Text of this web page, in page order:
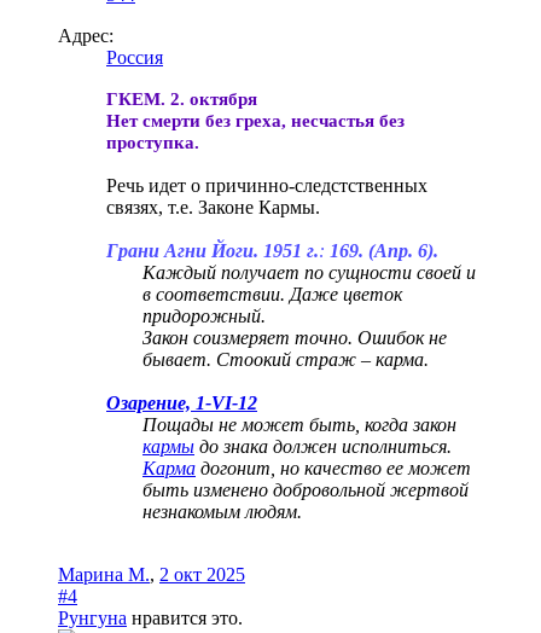
Адрес:
Россия
ГКЕМ. 2. октября
Нет смерти без греха, несчастья без
проступка.
Речь идет о причинно-следстственных
связях, т.е. Законе Кармы.
Грани Агни Йоги. 1951 г.: 169. (Апр. 6).
Каждый получает по сущности своей и
в соответствии. Даже цветок
придорожный.
Закон соизмеряет точно. Ошибок не
бывает. Стоокий страж – карма.
Озарение, 1-VI-12
Пощады не может быть, когда закон
кармы до знака должен исполниться.
Карма догонит, но качество ее может
быть изменено добровольной жертвой
незнакомым людям.
Марина М., 2 окт 2025
#4
Рунгуна нравится это.